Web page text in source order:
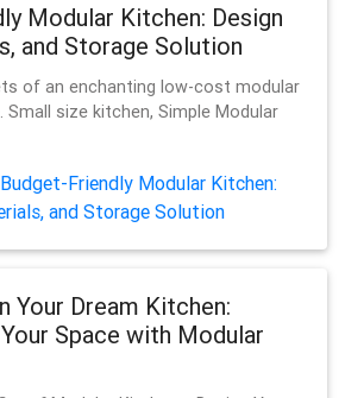
Modular Kitchen: Design
and Storage Solution
of an enchanting low-cost modular
Small size kitchen, Simple Modular
Friendly Modular Kitchen:
and Storage Solution
Your Dream Kitchen:
Space with Modular